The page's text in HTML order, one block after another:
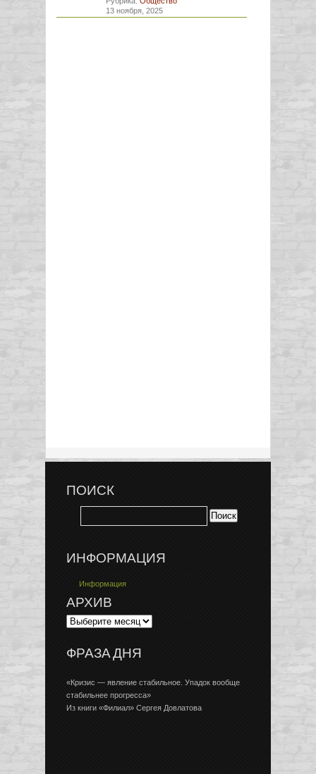
13 ноября, 2025
ПОИСК
ИНФОРМАЦИЯ
Информация
АРХИВ
ФРАЗА ДНЯ
«Кризис — явление стабильное. Упадок вообще
стабильнее прогресса»
Из книги «Филиал» Сергея Довлатова